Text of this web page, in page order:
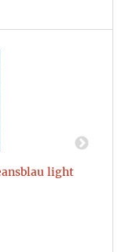
light